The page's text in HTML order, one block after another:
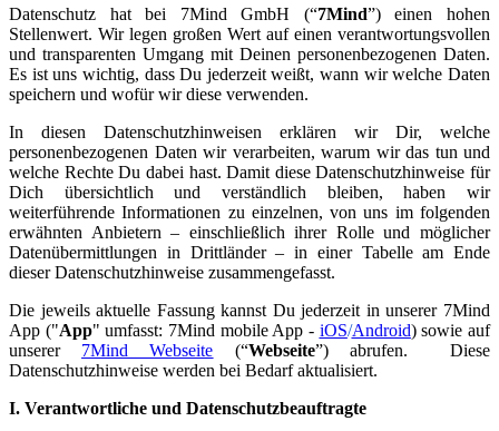
Datenschutz hat bei 7Mind GmbH (“7Mind”) einen hohen
Stellenwert. Wir legen großen Wert auf einen verantwortungsvollen
und transparenten Umgang mit Deinen personenbezogenen Daten.
Es ist uns wichtig, dass Du jederzeit weißt, wann wir welche Daten
speichern und wofür wir diese verwenden.
In diesen Datenschutzhinweisen erklären wir Dir, welche
personenbezogenen Daten wir verarbeiten, warum wir das tun und
welche Rechte Du dabei hast. Damit diese Datenschutzhinweise für
Dich übersichtlich und verständlich bleiben, haben wir
weiterführende Informationen zu einzelnen, von uns im folgenden
erwähnten Anbietern – einschließlich ihrer Rolle und möglicher
Datenübermittlungen in Drittländer – in einer Tabelle am Ende
dieser Datenschutzhinweise zusammengefasst.
Die jeweils aktuelle Fassung kannst Du jederzeit in unserer 7Mind
App ("App" umfasst: 7Mind mobile App - iOS/Android) sowie auf
unserer 7Mind Webseite (“Webseite”) abrufen. Diese
Datenschutzhinweise werden bei Bedarf aktualisiert.
I. Verantwortliche und Datenschutzbeauftragte